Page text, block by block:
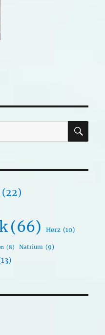
(22)
(66) Herz (10)
(8) Natrium (9)